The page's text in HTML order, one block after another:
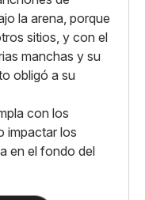
la arena, porque
sitios, y con el
manchas y su
obligó a su
con los
impactar los
en el fondo del